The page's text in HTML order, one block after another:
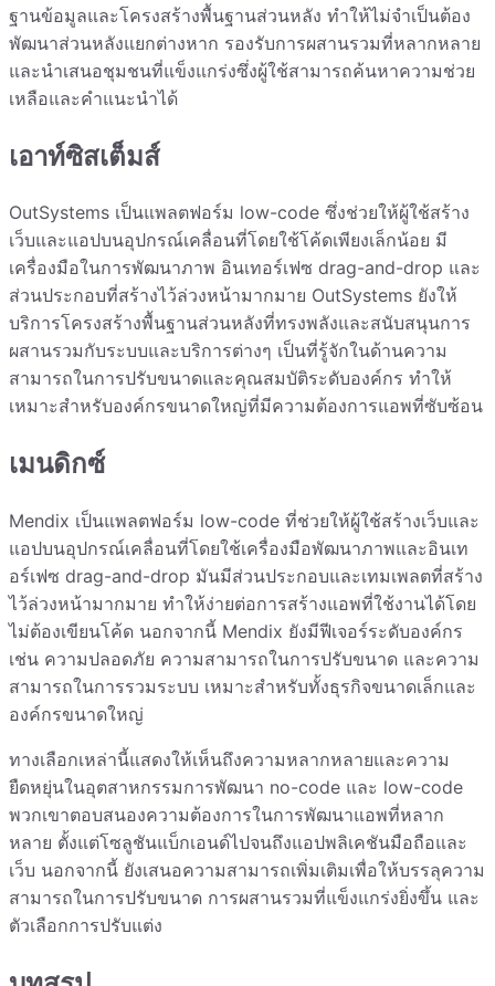
ฐานข้อมูลและโครงสร้างพื้นฐานส่วนหลัง ทำให้ไม่จำเป็นต้อง
พัฒนาส่วนหลังแยกต่างหาก รองรับการผสานรวมที่หลากหลาย
และนำเสนอชุมชนที่แข็งแกร่งซึ่งผู้ใช้สามารถค้นหาความช่วย
เหลือและคำแนะนำได้
เอาท์ซิสเต็มส์
OutSystems เป็นแพลตฟอร์ม low-code ซึ่งช่วยให้ผู้ใช้สร้าง
เว็บและแอปบนอุปกรณ์เคลื่อนที่โดยใช้โค้ดเพียงเล็กน้อย มี
เครื่องมือในการพัฒนาภาพ อินเทอร์เฟซ drag-and-drop และ
ส่วนประกอบที่สร้างไว้ล่วงหน้ามากมาย OutSystems ยังให้
บริการโครงสร้างพื้นฐานส่วนหลังที่ทรงพลังและสนับสนุนการ
ผสานรวมกับระบบและบริการต่างๆ เป็นที่รู้จักในด้านความ
สามารถในการปรับขนาดและคุณสมบัติระดับองค์กร ทำให้
เหมาะสำหรับองค์กรขนาดใหญ่ที่มีความต้องการแอพที่ซับซ้อน
เมนดิกซ์
Mendix เป็นแพลตฟอร์ม low-code ที่ช่วยให้ผู้ใช้สร้างเว็บและ
แอปบนอุปกรณ์เคลื่อนที่โดยใช้เครื่องมือพัฒนาภาพและอินเท
อร์เฟซ drag-and-drop มันมีส่วนประกอบและเทมเพลตที่สร้าง
ไว้ล่วงหน้ามากมาย ทำให้ง่ายต่อการสร้างแอพที่ใช้งานได้โดย
ไม่ต้องเขียนโค้ด นอกจากนี้ Mendix ยังมีฟีเจอร์ระดับองค์กร
เช่น ความปลอดภัย ความสามารถในการปรับขนาด และความ
สามารถในการรวมระบบ เหมาะสำหรับทั้งธุรกิจขนาดเล็กและ
องค์กรขนาดใหญ่
ทางเลือกเหล่านี้แสดงให้เห็นถึงความหลากหลายและความ
ยืดหยุ่นในอุตสาหกรรมการพัฒนา no-code และ low-code
พวกเขาตอบสนองความต้องการในการพัฒนาแอพที่หลาก
หลาย ตั้งแต่โซลูชันแบ็กเอนด์ไปจนถึงแอปพลิเคชันมือถือและ
เว็บ นอกจากนี้ ยังเสนอความสามารถเพิ่มเติมเพื่อให้บรรลุความ
สามารถในการปรับขนาด การผสานรวมที่แข็งแกร่งยิ่งขึ้น และ
ตัวเลือกการปรับแต่ง